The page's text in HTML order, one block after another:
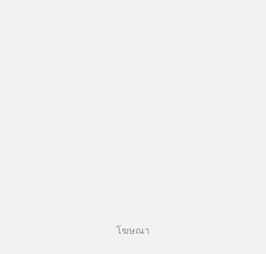
โฆษณา